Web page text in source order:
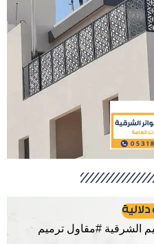
الشرقية #مقاول ترميم